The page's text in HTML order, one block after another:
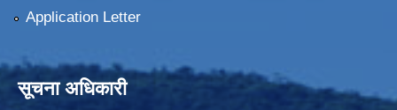
Application Letter
सूचना अधिकारी